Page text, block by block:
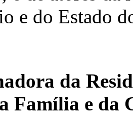
e do Estado
da
Família e da